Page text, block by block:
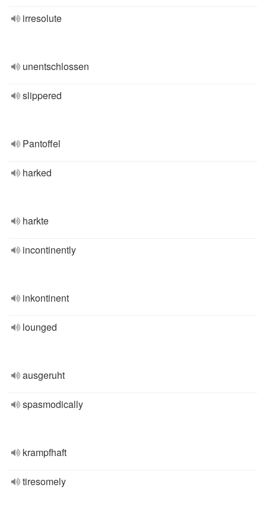
irresolute
unentschlossen
slippered
Pantoffel
harked
harkte
incontinently
inkontinent
lounged
ausgeruht
spasmodically
krampfhaft
tiresomely